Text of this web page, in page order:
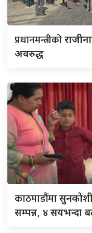
प्रधानमन्त्रीको
अवरुद्ध
काठमाडौंमा
सम्पन्न, ४ सयभन्दा